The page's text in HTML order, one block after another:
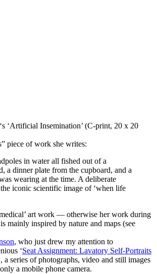
‘s ‘Artificial Insemination’ (C-print, 20 x 20
piece of work she writes:
in water all fished out of a
a dinner plate from the cupboard, and a
wearing at the time. A deliberate
iconic scientific image of ‘when life
art work — otherwise her work during
mainly inspired by nature and maps (see
, who just drew my attention to
‘Seat Assignment: Lavatory Self-Portraits
a series of photographs, video and still images
a mobile phone camera.